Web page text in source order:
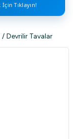
Tıklayın!
/ Devrilir Tavalar